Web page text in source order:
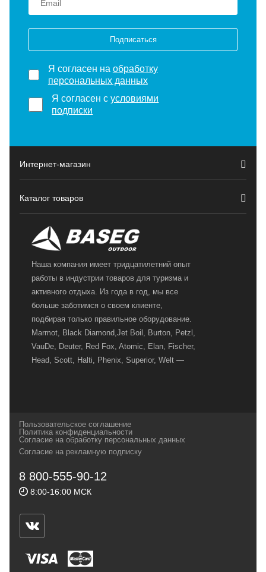
Подписаться
Я согласен на обработку
персональных данных
Я согласен сусловиями
подписки
Интернет-магазин
Каталог товаров
Наша компания имеет тридцатилетний опыт
работы в индустрии товаров для туризма и
активного отдыха. Из года в год, мы все
больше заботимся о своем клиенте,
подбирая только правильное оборудование.
Marmot, Black Diamond,Jet Boil, Burton, Petzl,
VauDe, Deuter, Red Fox, Atomic, Elan, Fischer,
Head, Scott, Halti, Phenix, Superior, Welt —
и взыскательных путешественников,
спортсменов и отдыхающих.
Геннадьевич
ИНН 590300057023 ОГРН 304590319000121
ул.Советская, 25, магазин Басег.
Тел./факс (342) 2101242
Пользовательское соглашение
Политика конфиденциальности
Согласие на обработку персональных данных
Согласие на рекламную подписку
8 800-555-90-12
8:00-16:00 МСК